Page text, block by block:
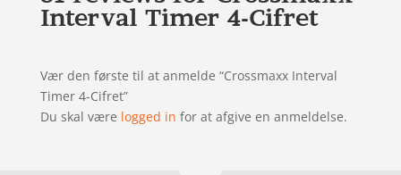
Interval Timer 4-Cifret
Vær den første til at anmelde “Crossmaxx Interval
Timer 4-Cifret”
Du skal være logged in for at afgive en anmeldelse.